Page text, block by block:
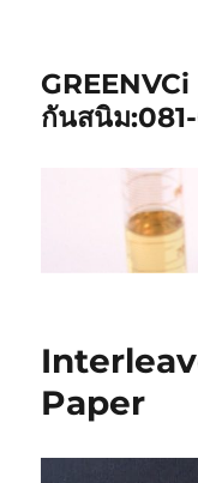
กันสนิม
Paper